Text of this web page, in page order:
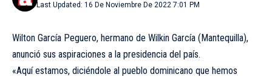
Last Updated: 16 De Noviembre De 2022 7:01 PM
Wilton García Peguero, hermano de Wilkin García (Mantequilla),
anunció sus aspiraciones a la presidencia del país.
«Aquí estamos, diciéndole al pueblo dominicano que hemos